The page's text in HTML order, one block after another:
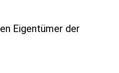
Eigentümer der